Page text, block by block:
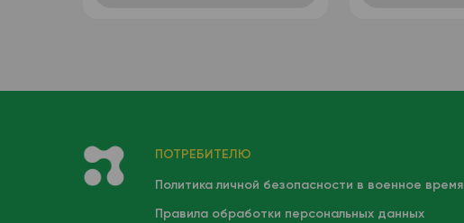
ПОТРЕБИТЕЛЮ
Политика личной безопасности в военное время
Правила обработки персональных данных